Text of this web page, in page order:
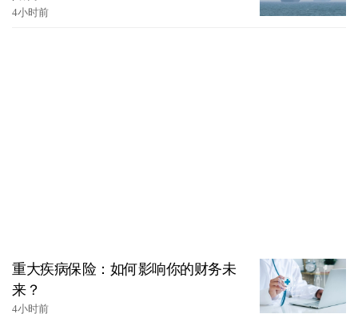
4小时前
重大疾病保险：如何影响你的财务未
来？
4小时前